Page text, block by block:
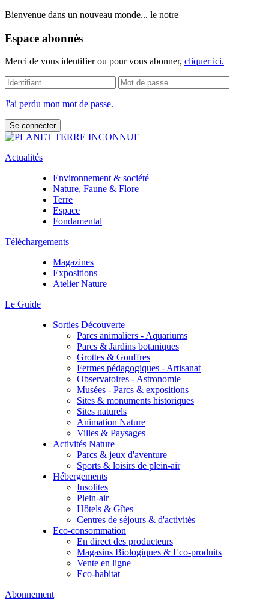
Bienvenue dans un nouveau monde... le notre
Espace abonnés
Merci de vous identifier ou pour vous abonner, cliquer ici.
J'ai perdu mon mot de passe.
Actualités
Environnement & société
Nature, Faune & Flore
Terre
Espace
Fondamental
Téléchargements
Magazines
Expositions
Atelier Nature
Le Guide
Sorties Découverte
Parcs animaliers - Aquariums
Parcs & Jardins botaniques
Grottes & Gouffres
Fermes pédagogiques - Artisanat
Observatoires - Astronomie
Musées - Parcs & expositions
Sites & monuments historiques
Sites naturels
Animation Nature
Villes & Paysages
Activités Nature
Parcs & jeux d'aventure
Sports & loisirs de plein-air
Hébergements
Insolites
Plein-air
Hôtels & Gîtes
Centres de séjours & d'activités
Eco-consommation
En direct des producteurs
Magasins Biologiques & Eco-produits
Vente en ligne
Eco-habitat
Abonnement